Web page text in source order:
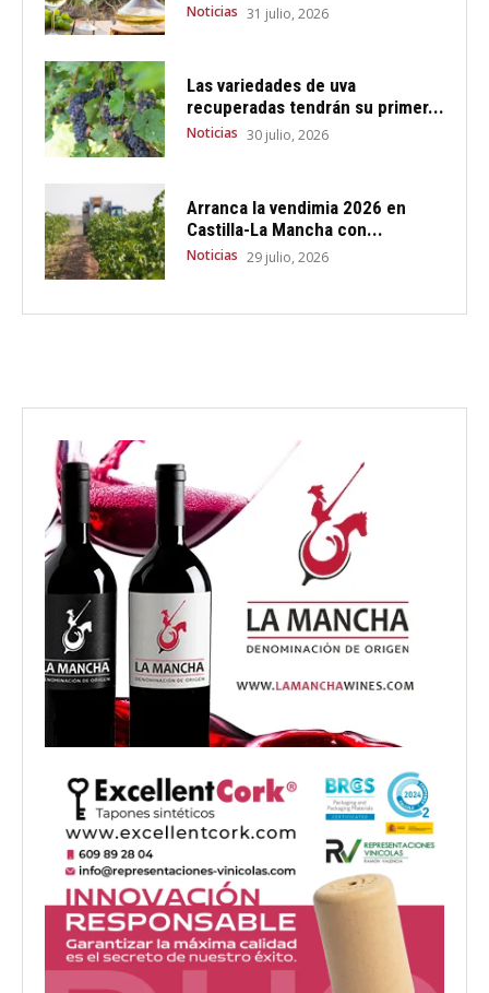
Noticias 31 julio, 2026
Las variedades de uva
recuperadas tendrán su primer...
Noticias 30 julio, 2026
Arranca la vendimia 2026 en
Castilla-La Mancha con...
Noticias 29 julio, 2026